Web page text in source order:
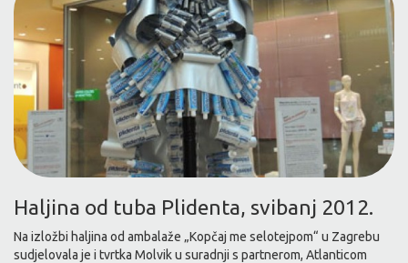
Haljina od tuba Plidenta, svibanj 2012.
Na izložbi haljina od ambalaže „Kopčaj me selotejpom“ u Zagrebu
sudjelovala je i tvrtka Molvik u suradnji s partnerom, Atlanticom